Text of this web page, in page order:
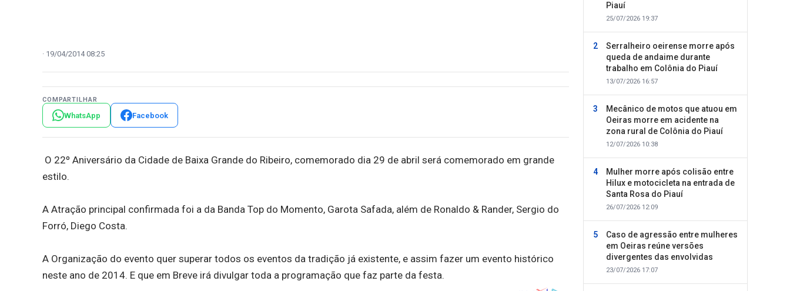
19/04/2014 08:25
COMPARTILHAR
WhatsApp Facebook
O 22º Aniversário da Cidade de Baixa Grande do Ribeiro, comemorado dia 29 de abril será comemorado em grande
estilo.
A Atração principal confirmada foi a da Banda Top do Momento, Garota Safada, além de Ronaldo & Rander, Sergio do
Forró, Diego Costa.
A Organização do evento quer superar todos os eventos da tradição já existente, e assim fazer um evento histórico
neste ano de 2014. E que em Breve irá divulgar toda a programação que faz parte da festa.
Piauí
25/07/2026 19:37
Serralheiro oeirense morre após
queda de andaime durante
trabalho em Colônia do Piauí
13/07/2026 16:57
Mecânico de motos que atuou em
Oeiras morre em acidente na
zona rural de Colônia do Piauí
12/07/2026 10:38
Mulher morre após colisão entre
Hilux e motocicleta na entrada de
Santa Rosa do Piauí
26/07/2026 12:09
Caso de agressão entre mulheres
em Oeiras reúne versões
divergentes das envolvidas
23/07/2026 17:07